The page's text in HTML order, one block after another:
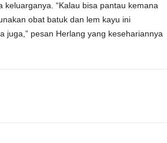
“Kalau bisa pantau kemana
obat batuk dan lem kayu ini
juga,” pesan Herlang yang kesehariannya